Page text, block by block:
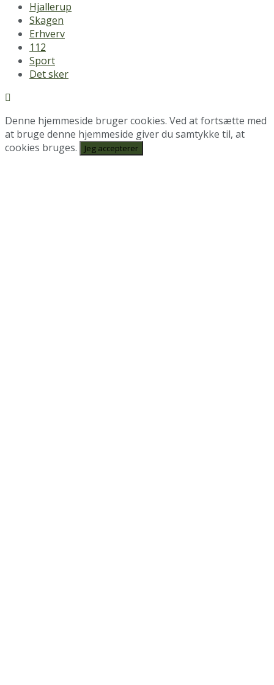
Hjallerup
Skagen
Erhverv
112
Sport
Det sker
Denne hjemmeside bruger cookies. Ved at fortsætte med
at bruge denne hjemmeside giver du samtykke til, at
cookies bruges.
Jeg accepterer